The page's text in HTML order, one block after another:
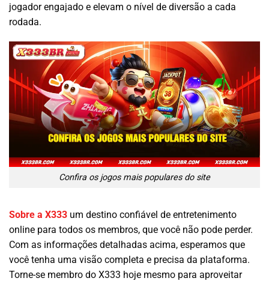
jogador engajado e elevam o nível de diversão a cada
rodada.
Confira os jogos mais populares do site
Sobre a X333 um destino confiável de entretenimento
online para todos os membros, que você não pode perder.
Com as informações detalhadas acima, esperamos que
você tenha uma visão completa e precisa da plataforma.
Torne-se membro do X333 hoje mesmo para aproveitar